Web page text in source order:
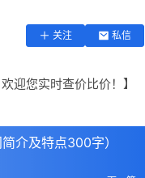
关注 私信
迎您实时查价比价！】
介及特点300字）